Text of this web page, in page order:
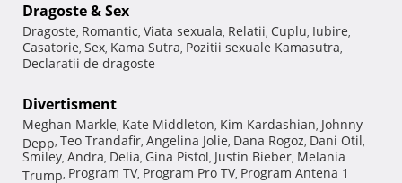
Dragoste & Sex
Dragoste, Romantic, Viata sexuala, Relatii, Cuplu, Iubire,
Casatorie, Sex, Kama Sutra, Pozitii sexuale Kamasutra,
Declaratii de dragoste
Divertisment
Meghan Markle, Kate Middleton, Kim Kardashian, Johnny
Depp, Teo Trandafir, Angelina Jolie, Dana Rogoz, Dani Otil,
Smiley, Andra, Delia, Gina Pistol, Justin Bieber, Melania
Trump, Program TV, Program Pro TV, Program Antena 1